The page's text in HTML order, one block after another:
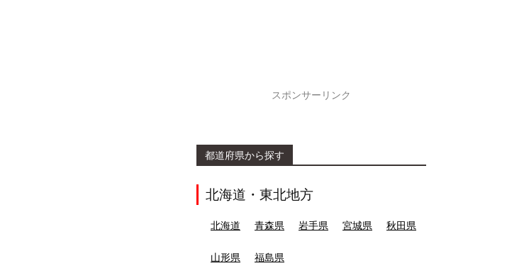
スポンサーリンク
都道府県から探す
北海道・東北地方
北海道 青森県 岩手県 宮城県 秋田県
山形県 福島県